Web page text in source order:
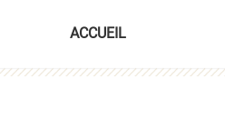
ACCUEIL